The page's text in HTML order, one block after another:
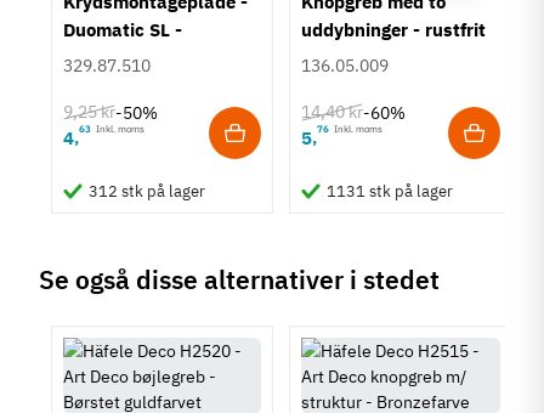
Sort
M4 bolt
Type
Bøjlegreb
Klassisk
Duomatic SL -
Euroskruer
329.87.510
9,25 kr-50%
4,63 Inkl. moms
312 stk på lager
uddybninger - rustfrit
stål
136.05.009
14,40 kr-60%
5,76 Inkl. moms
1131 stk på lager
Se også disse alternativer i stedet